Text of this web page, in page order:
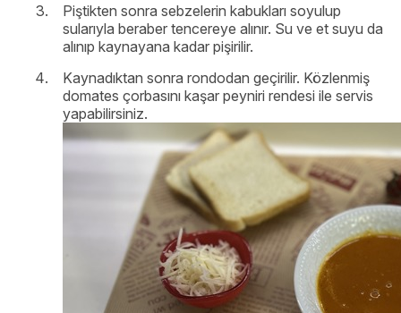
Piştikten sonra sebzelerin kabukları soyulup
sularıyla beraber tencereye alınır. Su ve et suyu da
alınıp kaynayana kadar pişirilir.
Kaynadıktan sonra rondodan geçirilir. Közlenmiş
domates çorbasını kaşar peyniri rendesi ile servis
yapabilirsiniz.